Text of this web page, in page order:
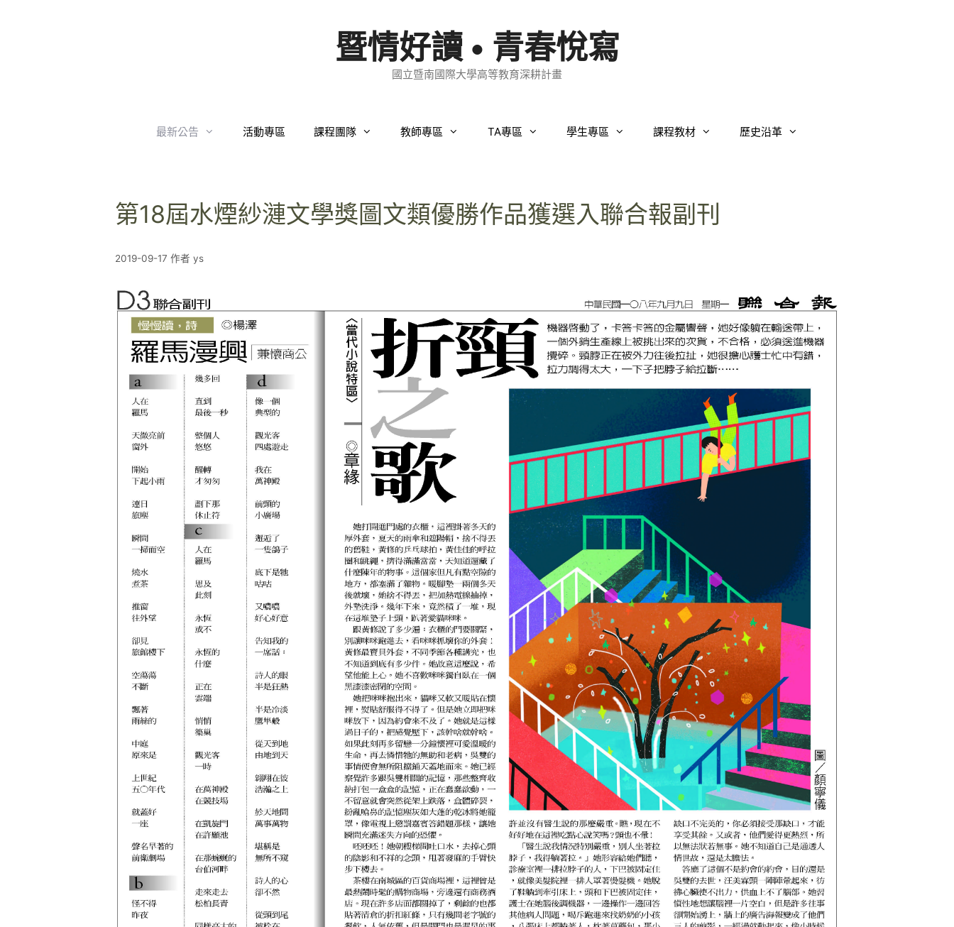
暨情好讀 • 青春悅寫
國立暨南國際大學高等教育深耕計畫
最新公告 活動專區 課程團隊 教師專區 TA專區 學生專區 課程教材 歷史沿革
第18屆水煙紗漣文學獎圖文類優勝作品獲選入聯合報副刊
2019-09-17 作者 ys